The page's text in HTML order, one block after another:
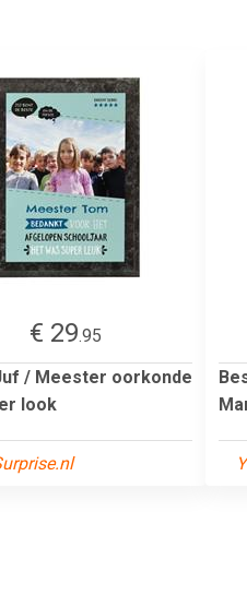
€ 29.95
/ Meester oorkonde
look